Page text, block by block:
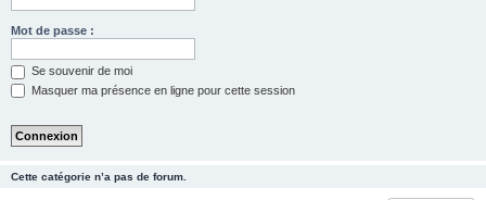
Mot de passe :
Se souvenir de moi
Masquer ma présence en ligne pour cette session
Cette catégorie n’a pas de forum.